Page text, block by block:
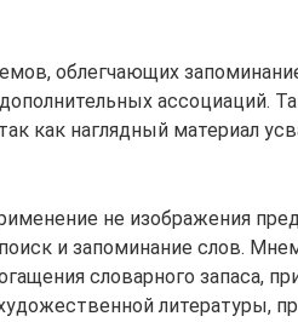
облегчающих
ассоциаций.
как наглядный материал
не изображения
и запоминание слов.
словарного запаса,
литературы,